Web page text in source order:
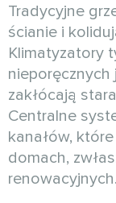
Tradycyjne
ścianie i
Klimatyzatory
zakłócają
Centralne
kanałów,
domach,
renowacyjnych.